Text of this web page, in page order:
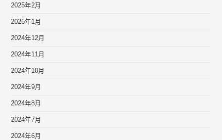
2025年2月
2025年1月
2024年12月
2024年11月
2024年10月
2024年9月
2024年8月
2024年7月
2024年6月